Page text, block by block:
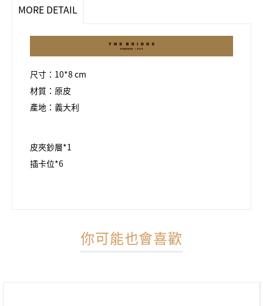
MORE DETAIL
尺寸：10*8 cm
材質：原皮
產地：義大利
皮夾鈔層*1
插卡位*6
你可能也會喜歡